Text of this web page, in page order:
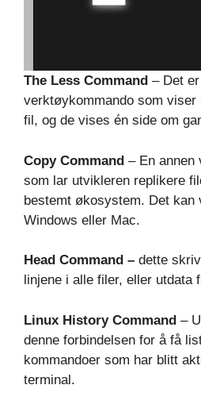
The Less Command – Det
verktøykommando som viser
fil, og de vises én side om
Copy Command – En annen
som lar utvikleren replikere
bestemt økosystem. Det
Windows eller Mac.
Head Command – dette
linjene i alle filer, eller utdata
Linux History Command –
denne forbindelsen for å få
kommandoer som har blitt
terminal.